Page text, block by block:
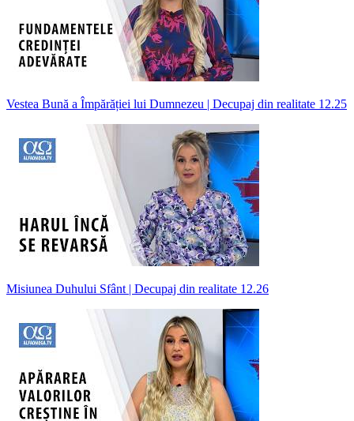
Vestea Bună a Împărăției lui Dumnezeu | Decupaj din realitate 12.25
Misiunea Duhului Sfânt | Decupaj din realitate 12.26